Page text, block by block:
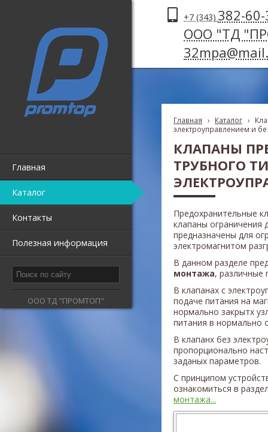
Главная
Каталог
Контакты
Полезная информация
ООО ТД "ПРОМТОП"
+7 (343) 382-
ООО "ТД
Главная › Каталог ›
электроуправлением и
КЛАПАНЫ
ТРУБНОГО
Предохранительные
клапаны ограничения
предназначены для
электромагнитом
В данном разделе
монтажа, различные
В клапанах с
подаче питания на
нормально закрытх
питания в нормально
В клапанх без
пропорционально
заданых параметров.
С принципом
ознакомиться в
монтажа...